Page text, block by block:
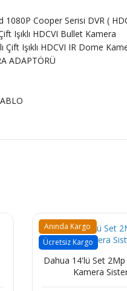
1080P Cooper Serisi DVR (
Işıklı HDCVI Bullet Kamera
Çift Işıklı HDCVI IR Dome
ADAPTÖRÜ
Dahua 14'lü Set 2Mp
Kamera
Anında Kargo
Ücretsiz Kargo